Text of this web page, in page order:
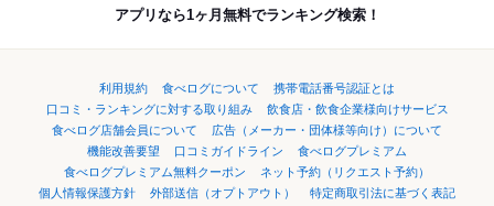
アプリなら1ヶ月無料でランキング検索！
利用規約 食べログについて
携帯電話番号認証とは
口コミ・ランキングに対する取り組み
飲食店・飲食企業様向けサービス
食べログ店舗会員について
広告（メーカー・団体様等向け）について
機能改善要望
口コミガイドライン
食べログプレミアム
食べログプレミアム無料クーポン
ネット予約（リクエスト予約）
個人情報保護方針
外部送信（オプトアウト）
特定商取引法に基づく表記